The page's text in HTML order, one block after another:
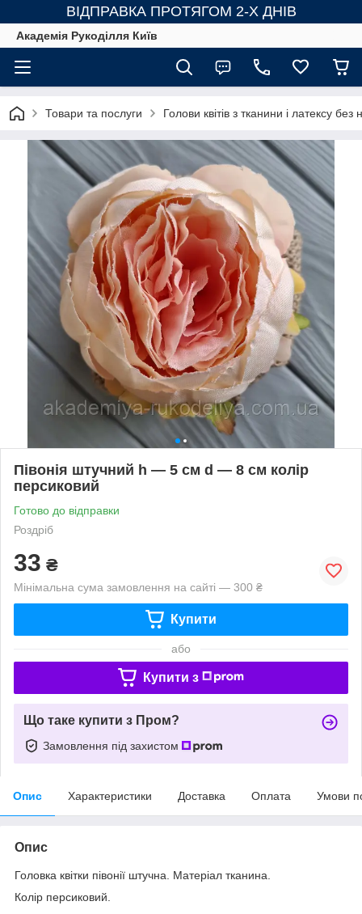
ВІДПРАВКА ПРОТЯГОМ 2-Х ДНІВ
Академія Рукоділля Київ
Товари та послуги Голови квітів з тканини і латексу без
Півонія штучний h — 5 см d — 8 см колір
персиковий
Готово до відправки
Роздріб
33 ₴
Мінімальна сума замовлення на сайті — 300 ₴
Купити
або
Купити з
Що таке купити з Пром?
Замовлення під захистом
Опис Характеристики Доставка Оплата Умови
Опис
Головка квітки півонії штучна. Матеріал тканина.
Колір персиковий.